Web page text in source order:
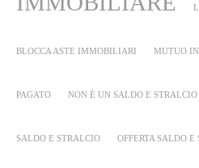
BLOCCA ASTE IMMOBILIARI MUTUO IN
PAGATO NON È UN SALDO E
SALDO E STRALCIO OFFERTA SALDO